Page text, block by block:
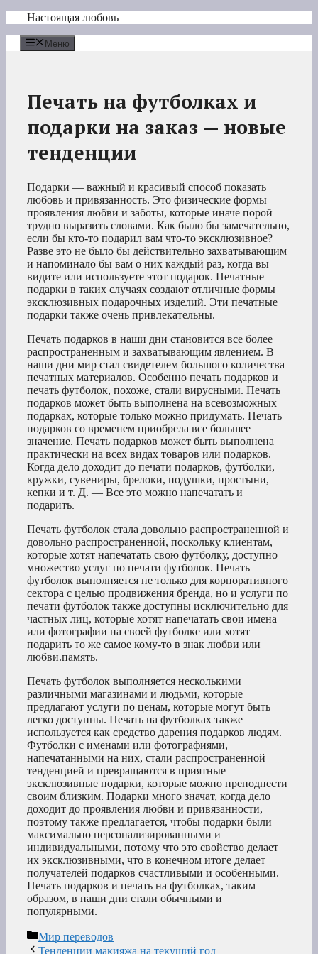
Перейти
содержимому
Настоящая любовь
Меню
Печать на футболках и
подарки на заказ — новые
тенденции
Подарки — важный и красивый способ показать
любовь и привязанность. Это физические формы
проявления любви и заботы, которые иначе порой
трудно выразить словами. Как было бы замечательно,
если бы кто-то подарил вам что-то эксклюзивное?
Разве это не было бы действительно захватывающим
и напоминало бы вам о них каждый раз, когда вы
видите или используете этот подарок. Печатные
подарки в таких случаях создают отличные формы
эксклюзивных подарочных изделий. Эти печатные
подарки также очень привлекательны.
Печать подарков в наши дни становится все более
распространенным и захватывающим явлением. В
наши дни мир стал свидетелем большого количества
печатных материалов. Особенно печать подарков и
печать футболок, похоже, стали вирусными. Печать
подарков может быть выполнена на всевозможных
подарках, которые только можно придумать. Печать
подарков со временем приобрела все большее
значение. Печать подарков может быть выполнена
практически на всех видах товаров или подарков.
Когда дело доходит до печати подарков, футболки,
кружки, сувениры, брелоки, подушки, простыни,
кепки и т. Д. — Все это можно напечатать и
подарить.
Печать футболок стала довольно распространенной и
довольно распространенной, поскольку клиентам,
которые хотят напечатать свою футболку, доступно
множество услуг по печати футболок. Печать
футболок выполняется не только для корпоративного
сектора с целью продвижения бренда, но и услуги по
печати футболок также доступны исключительно для
частных лиц, которые хотят напечатать свои имена
или фотографии на своей футболке или хотят
подарить то же самое кому-то в знак любви или
любви.память.
Печать футболок выполняется несколькими
различными магазинами и людьми, которые
предлагают услуги по ценам, которые могут быть
легко доступны. Печать на футболках также
используется как средство дарения подарков людям.
Футболки с именами или фотографиями,
напечатанными на них, стали распространенной
тенденцией и превращаются в приятные
эксклюзивные подарки, которые можно преподнести
своим близким. Подарки много значат, когда дело
доходит до проявления любви и привязанности,
поэтому также предлагается, чтобы подарки были
максимально персонализированными и
индивидуальными, потому что это свойство делает
их эксклюзивными, что в конечном итоге делает
получателей подарков счастливыми и особенными.
Печать подарков и печать на футболках, таким
образом, в наши дни стали обычными и
популярными.
Рубрики
Мир переводов
Тенденции макияжа на текущий год